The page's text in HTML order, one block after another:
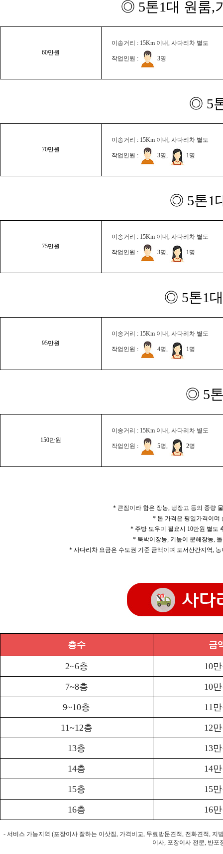
◎ 5톤1대 원룸,
60만원
이송거리 : 15Km 이내, 사다리차 별도
작업인원 : 3명
◎ 5
70만원
이송거리 : 15Km 이내, 사다리차 별도
작업인원 : 3명, 1명
◎ 5톤1
75만원
이송거리 : 15Km 이내, 사다리차 별도
작업인원 : 3명, 1명
◎ 5톤1
95만원
이송거리 : 15Km 이내, 사다리차 별도
작업인원 : 4명, 1명
◎ 5
150만원
이송거리 : 15Km 이내, 사다리차 별도
작업인원 : 5명, 2명
* 큰짐이라 함은 장농, 냉장고 등의 중량
* 본 가격은 평일가격이며
* 주방 도우미 필요시 10만원 별도
* 북박이장농, 키높이 분해장농,
* 사다리차 요금은 수도권 기준 금액이며 도서산간지역,
층수 금
2~6층 10
7~8층 10
9~10층 11
11~12층 12
13층 13
14층 14
15층 15
16층 16
- 서비스 가능지역 (포장이사 잘하는 이삿짐, 가격비교, 무료방문견적, 전화견적,
이사, 포장이사 전문, 반포